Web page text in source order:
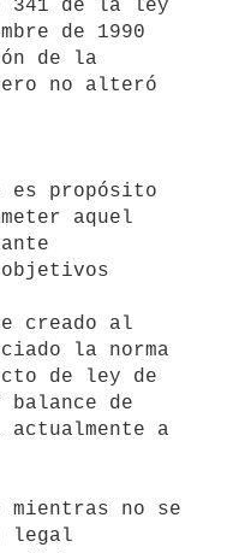
de 1990
de la
no alteró
aquel
creado al
la norma
de ley de
de
actualmente a
legal